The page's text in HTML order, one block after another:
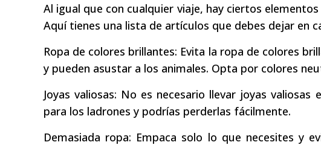
Al igual que con cualquier viaje, hay ciertos
Aquí tienes una lista de artículos que debes dejar en
Ropa de colores brillantes: Evita la ropa de colores
y pueden asustar a los animales. Opta por colores
Joyas valiosas: No es necesario llevar joyas
para los ladrones y podrías perderlas fácilmente.
Demasiada ropa: Empaca solo lo que necesites y